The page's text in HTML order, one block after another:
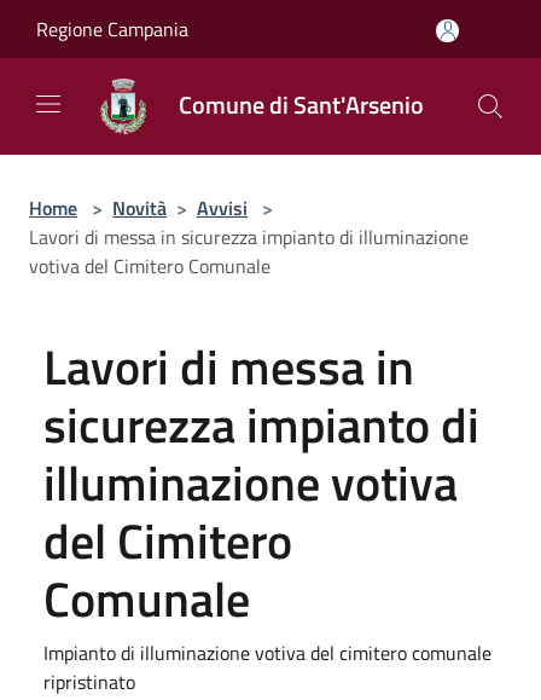
Regione Campania
Comune di Sant'Arsenio
Home > Novità > Avvisi >
Lavori di messa in sicurezza impianto di illuminazione
votiva del Cimitero Comunale
Lavori di messa in
sicurezza impianto di
illuminazione votiva
del Cimitero
Comunale
Impianto di illuminazione votiva del cimitero comunale
ripristinato